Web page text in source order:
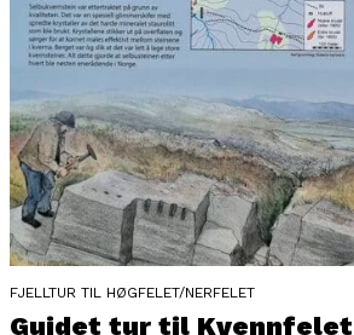
FJELLTUR TIL HØGFELET/NERFELET
Guidet tur til Kvennfelet